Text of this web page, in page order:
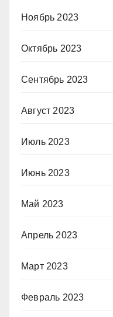
Ноябрь 2023
Октябрь 2023
Сентябрь 2023
Август 2023
Июль 2023
Июнь 2023
Май 2023
Апрель 2023
Март 2023
Февраль 2023